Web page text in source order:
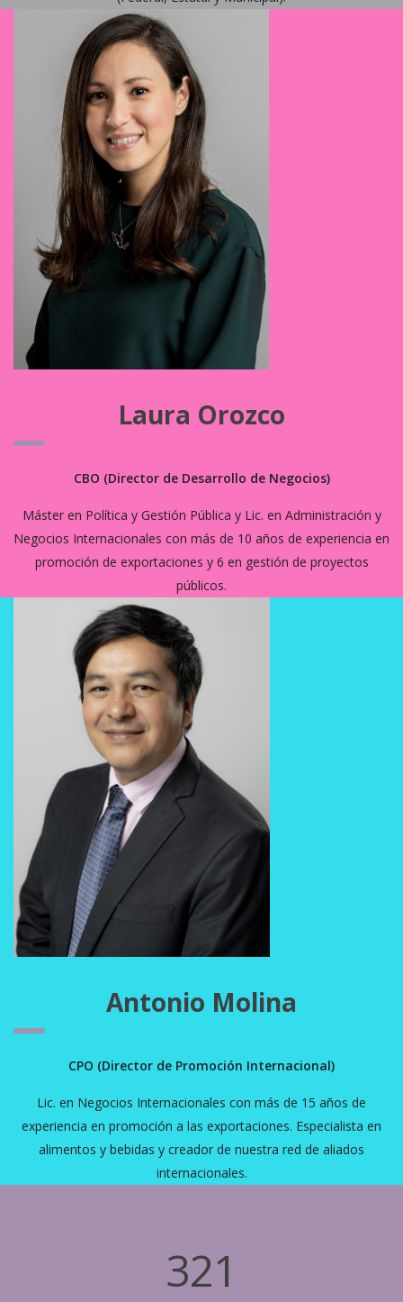
Laura Orozco
CBO (Director de Desarrollo de Negocios)
Máster en Política y Gestión Pública y Lic. en Administración y
Negocios Internacionales con más de 10 años de experiencia en
promoción de exportaciones y 6 en gestión de proyectos
públicos.
Antonio Molina
CPO (Director de Promoción Internacional)
Lic. en Negocios Internacionales con más de 15 años de
experiencia en promoción a las exportaciones. Especialista en
alimentos y bebidas y creador de nuestra red de aliados
internacionales.
321